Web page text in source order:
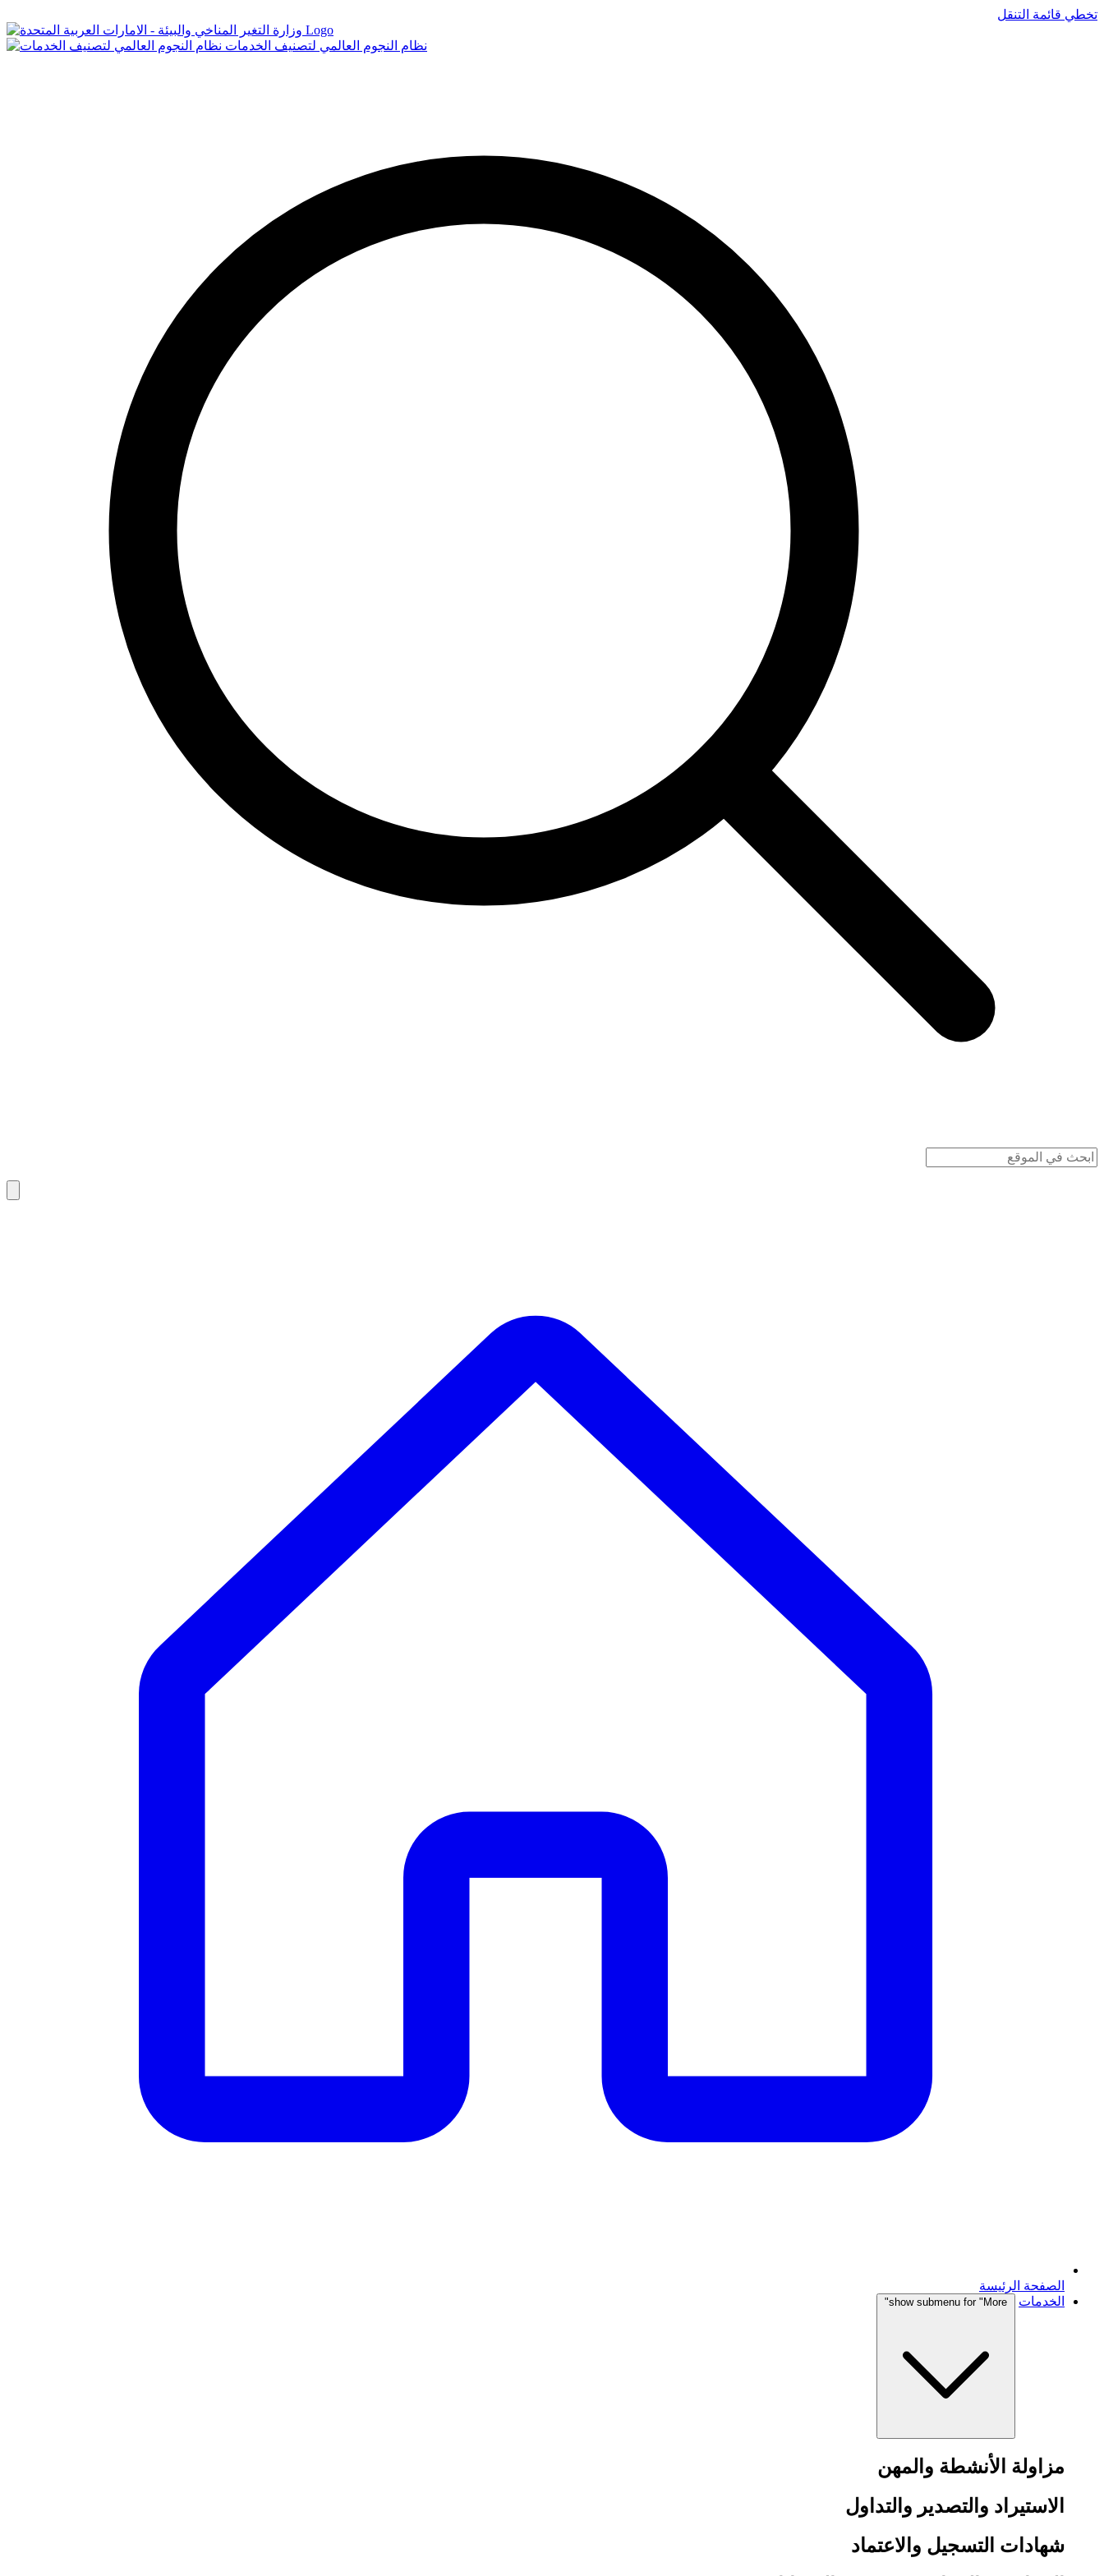
تخطي قائمة التنقل
Logo
نظام النجوم العالمي لتصنيف الخدمات
الصفحة الرئيسة
الخدمات
show submenu for "More"
مزاولة الأنشطة والمهن
الاستيراد والتصدير والتداول
شهادات التسجيل والاعتماد